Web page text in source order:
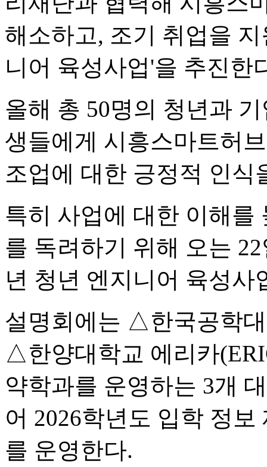
해소하고, 조기 취업을
니어 육성사업'을 추진한
올해 총 50명의 청년과
생들에게 시흥스마트허
조업에 대한 긍정적 인식
특히 사업에 대한 이해를
를 독려하기 위해 오는
년 청년 엔지니어 육성사
설명회에는 △한국공학
△한양대학교 에리카
약학과를 운영하는 3개
어 2026학년도 입학 정
를 운영한다.